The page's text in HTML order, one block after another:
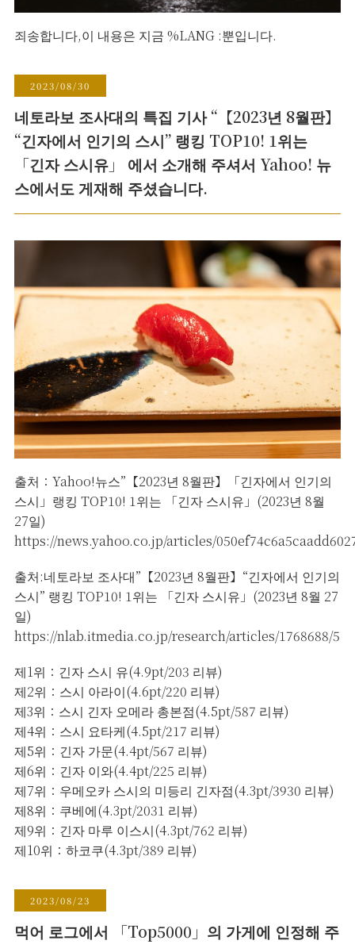
죄송합니다,이 내용은 지금 %LANG :뿐입니다.
2023/08/30
네토라보 조사대의 특집 기사 “【2023년 8월판】
“긴자에서 인기의 스시” 랭킹 TOP10! 1위는
「긴자 스시유」 에서 소개해 주셔서 Yahoo! 뉴
스에서도 게재해 주셨습니다.
출처：Yahoo!뉴스”【2023년 8월판】「긴자에서 인기의
스시」랭킹 TOP10! 1위는 「긴자 스시유」(2023년 8월
27일)
https://news.yahoo.co.jp/articles/
출처:네토라보 조사대”【2023년 8월판】“긴자에서 인기의
스시” 랭킹 TOP10! 1위는 「긴자 스시유」(2023년 8월 27
일)
https://nlab.itmedia.co.jp/research/articles/1768688/5
제1위：긴자 스시 유(4.9pt/203 리뷰)
제2위：스시 아라이(4.6pt/220 리뷰)
제3위：스시 긴자 오메라 총본점(4.5pt/587 리뷰)
제4위：스시 요타케(4.5pt/217 리뷰)
제5위：긴자 가문(4.4pt/567 리뷰)
제6위：긴자 이와(4.4pt/225 리뷰)
제7위：우메오카 스시의 미등리 긴자점(4.3pt/3930 리뷰)
제8위：쿠베에(4.3pt/2031 리뷰)
제9위：긴자 마루 이스시(4.3pt/762 리뷰)
제10위：하코쿠(4.3pt/389 리뷰)
2023/08/23
먹어 로그에서 「Top5000」의 가게에 인정해 주